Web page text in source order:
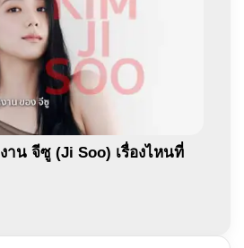
าน จีซู (Ji Soo) เรื่องไหนที่